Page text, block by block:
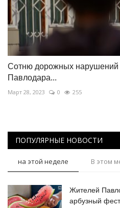
Сотню дорожных нарушений
Павлодара...
Март 28, 2023 0 255
ПОПУЛЯРНЫЕ НОВОСТИ
на этой неделе В этом
Жителей
арбузный